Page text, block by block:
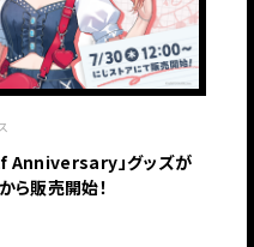
Anniversary」グッズが
ら販売開始！